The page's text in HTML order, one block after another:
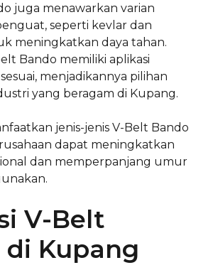
juga menawarkan varian
seperti kevlar dan
meningkatkan daya tahan.
Bando memiliki aplikasi
menjadikannya pilihan
yang beragam di Kupang.
jenis-jenis V-Belt Bando
dapat meningkatkan
dan memperpanjang umur
V-Belt
di Kupang